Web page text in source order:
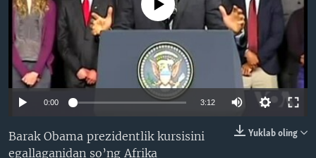
VIDEO
XABARLAR SURATLARDA
ODNOKLASSNIKI
TELEGRAM
TWITTER
SOUNDCLOUD
VOA
No media source currently available
0:00 3:12
Yuklab oling
Barak Obama prezidentlik kursisini
egallaganidan so’ng Afrika